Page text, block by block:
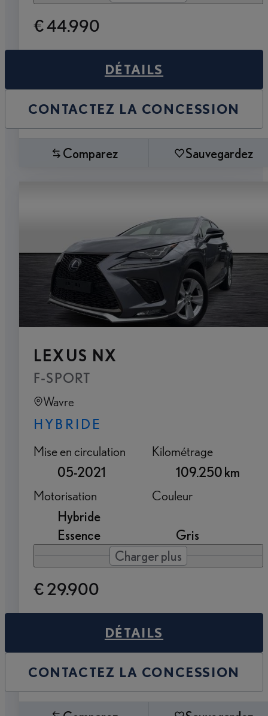
€ 44.990
DÉTAILS
CONTACTEZ LA CONCESSION
Comparez Sauvegardez
LEXUS NX
F-SPORT
Wavre
HYBRIDE
Mise en circulation
05-2021
Kilométrage
109.250 km
Motorisation
Hybride
Essence
Couleur
Gris
Charger plus
€ 29.900
DÉTAILS
CONTACTEZ LA CONCESSION